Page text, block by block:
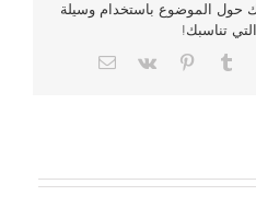
حول الموضوع باستخدام وسيلة
تناسبك!
Tumblr
Pinterest
Vk
Email